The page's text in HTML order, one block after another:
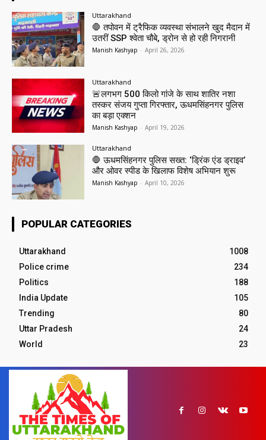
Uttarakhand
🛑 तपोवन में ट्रैफिक व्यवस्था संभालने खुद मैदान में
उतरीं SSP श्वेता चौबे, ड्रोन से हो रही निगरानी
Manish Kashyap - April 26, 2026
Uttarakhand
🚨लगभग 500 किलो गांजे के साथ शातिर नशा
तस्कर संजय गुप्ता गिरफ्तार, ऊधमसिंहनगर पुलिस
का बड़ा एक्शन
Manish Kashyap - April 19, 2026
Uttarakhand
🛑 ऊधमसिंहनगर पुलिस सख्त: ‘ड्रिंक एंड ड्राइव’
और ओवर स्पीड के खिलाफ विशेष अभियान शुरू
Manish Kashyap - April 10, 2026
POPULAR CATEGORIES
Uttarakhand
1008
Police crime
234
Politics
188
India Update
105
Trending
80
Uttar Pradesh
24
World
23